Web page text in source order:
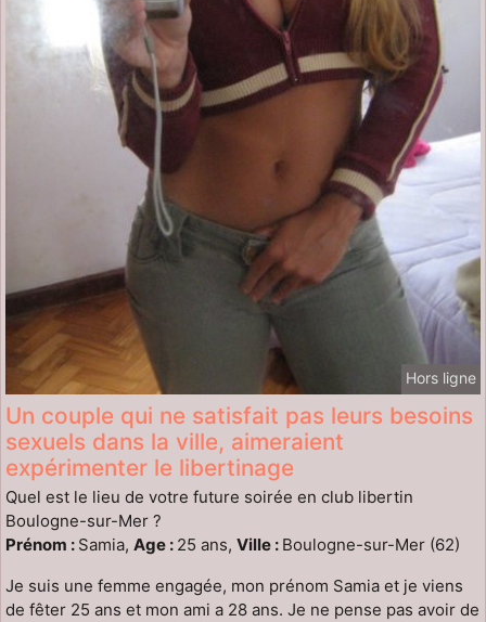
Hors ligne
Un couple qui ne satisfait pas leurs besoins
sexuels dans la ville, aimeraient
expérimenter le libertinage
Quel est le lieu de votre future soirée en club libertin
Boulogne-sur-Mer ?
Prénom : Samia, Age : 25 ans, Ville : Boulogne-sur-Mer (62)
Je suis une femme engagée, mon prénom Samia et je viens
de fêter 25 ans et mon ami a 28 ans. Je ne pense pas avoir de